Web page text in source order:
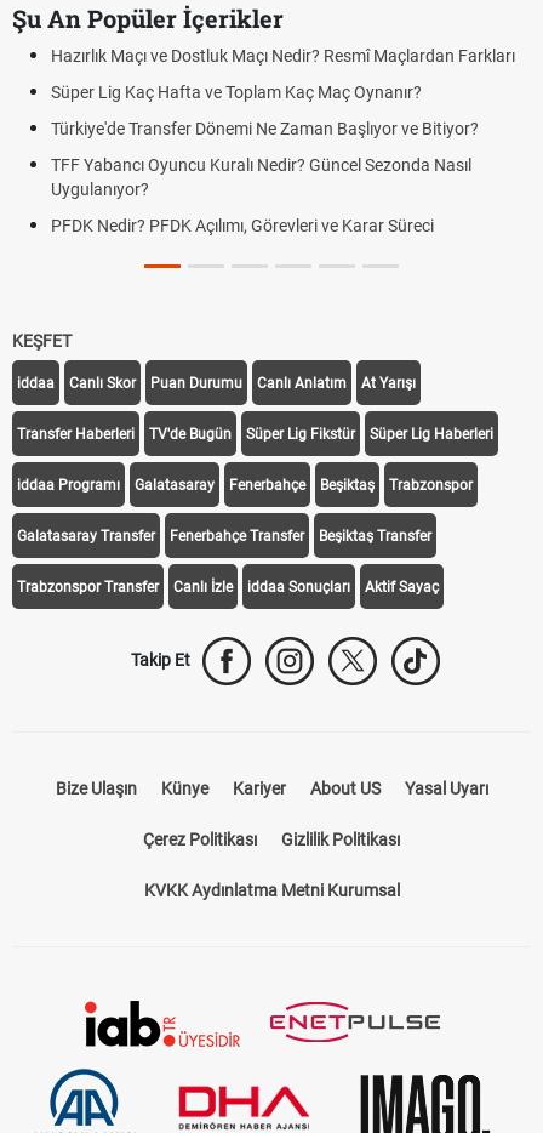
Şu An Popüler İçerikler
Hazırlık Maçı ve Dostluk Maçı Nedir? Resmî Maçlardan Farkları
Süper Lig Kaç Hafta ve Toplam Kaç Maç Oynanır?
Türkiye'de Transfer Dönemi Ne Zaman Başlıyor ve Bitiyor?
TFF Yabancı Oyuncu Kuralı Nedir? Güncel Sezonda Nasıl
Uygulanıyor?
PFDK Nedir? PFDK Açılımı, Görevleri ve Karar Süreci
KEŞFET
iddaa Canlı Skor Puan Durumu Canlı Anlatım At Yarışı
Transfer Haberleri TV'de Bugün Süper Lig Fikstür Süper Lig Haberleri
iddaa Programı Galatasaray Fenerbahçe Beşiktaş Trabzonspor
Galatasaray Transfer Fenerbahçe Transfer Beşiktaş Transfer
Trabzonspor Transfer Canlı İzle iddaa Sonuçları Aktif Sayaç
Takip Et
Bize Ulaşın Künye Kariyer About US Yasal Uyarı
Çerez Politikası Gizlilik Politikası
KVKK Aydınlatma Metni Kurumsal